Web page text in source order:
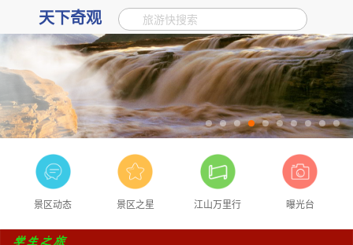
天下奇观 旅游快搜索
景区动态 景区之星 江山万里行 曝光台